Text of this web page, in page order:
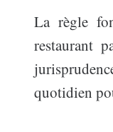
La règle
restaurant
quotidien